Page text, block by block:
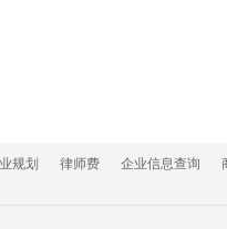
规划 律师费 企业信息查询